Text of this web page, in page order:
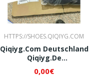
HTTPS://SHOES.QIQIYG.COM
Qiqiyg.com Deutschland
Qiqiyg.de
QI205
0,00€